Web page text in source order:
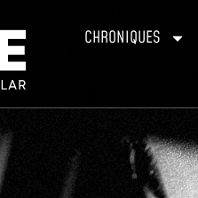
CHRONIQUES